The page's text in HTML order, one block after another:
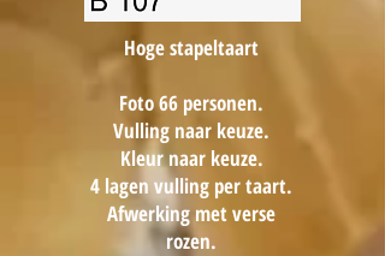
Hoge stapeltaart
Foto 66 personen.
Vulling naar keuze.
Kleur naar keuze.
4 lagen vulling per taart.
Afwerking met verse
rozen.